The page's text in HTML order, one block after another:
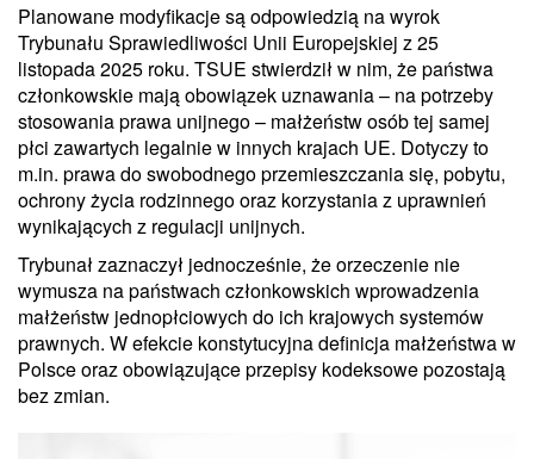
Planowane modyfikacje są odpowiedzią na wyrok
Trybunału Sprawiedliwości Unii Europejskiej z 25
listopada 2025 roku. TSUE stwierdził w nim, że państwa
członkowskie mają obowiązek uznawania – na potrzeby
stosowania prawa unijnego – małżeństw osób tej samej
płci zawartych legalnie w innych krajach UE. Dotyczy to
m.in. prawa do swobodnego przemieszczania się, pobytu,
ochrony życia rodzinnego oraz korzystania z uprawnień
wynikających z regulacji unijnych.
Trybunał zaznaczył jednocześnie, że orzeczenie nie
wymusza na państwach członkowskich wprowadzenia
małżeństw jednopłciowych do ich krajowych systemów
prawnych. W efekcie konstytucyjna definicja małżeństwa w
Polsce oraz obowiązujące przepisy kodeksowe pozostają
bez zmian.